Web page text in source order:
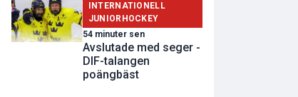
INTERNATIONELL
JUNIORHOCKEY
54 minuter sen
Avslutade med seger -
DIF-talangen
poängbäst